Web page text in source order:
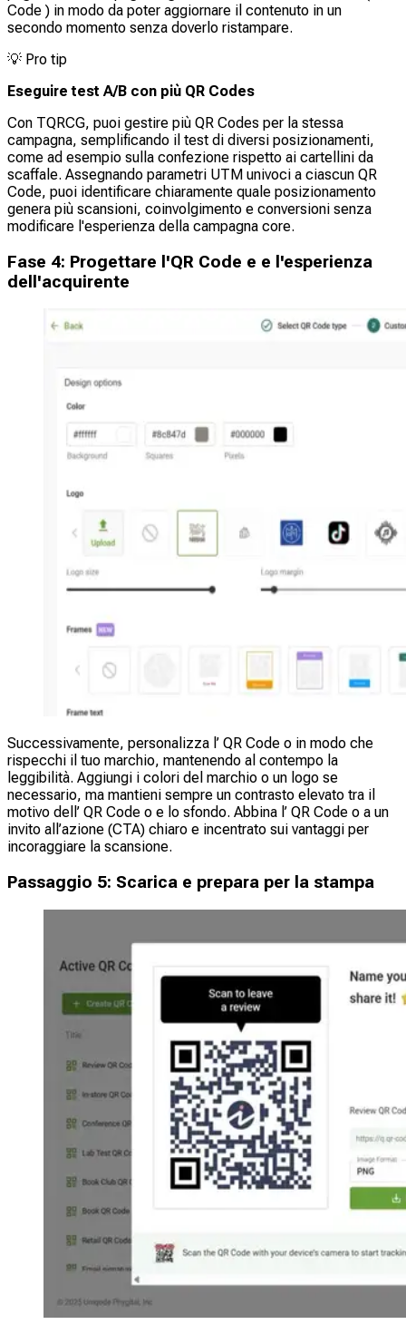
Code ) in modo da poter aggiornare il contenuto in un
secondo momento senza doverlo ristampare.
💡 Pro tip
Eseguire test A/B con più QR Codes
Con TQRCG, puoi gestire più QR Codes per la stessa
campagna, semplificando il test di diversi posizionamenti,
come ad esempio sulla confezione rispetto ai cartellini da
scaffale. Assegnando parametri UTM univoci a ciascun QR
Code, puoi identificare chiaramente quale posizionamento
genera più scansioni, coinvolgimento e conversioni senza
modificare l'esperienza della campagna core.
Fase 4: Progettare l'QR Code e e l'esperienza
dell'acquirente
Successivamente, personalizza l’ QR Code o in modo che
rispecchi il tuo marchio, mantenendo al contempo la
leggibilità. Aggiungi i colori del marchio o un logo se
necessario, ma mantieni sempre un contrasto elevato tra il
motivo dell’ QR Code o e lo sfondo. Abbina l’ QR Code o a un
invito all’azione (CTA) chiaro e incentrato sui vantaggi per
incoraggiare la scansione.
Passaggio 5: Scarica e prepara per la stampa